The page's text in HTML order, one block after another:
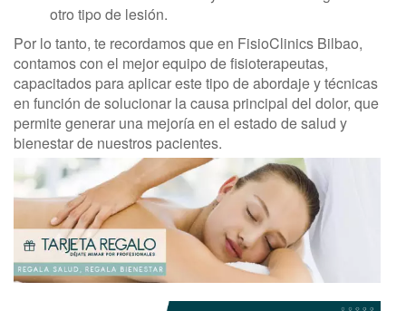
otro tipo de lesión.
Por lo tanto, te recordamos que en FisioClinics Bilbao,
contamos con el mejor equipo de fisioterapeutas,
capacitados para aplicar este tipo de abordaje y técnicas
en función de solucionar la causa principal del dolor, que
permite generar una mejoría en el estado de salud y
bienestar de nuestros pacientes.